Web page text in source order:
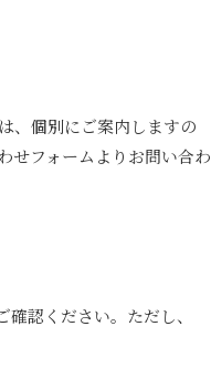
、個別にご案内しますの
せフォームよりお問い合わ
認ください。ただし、